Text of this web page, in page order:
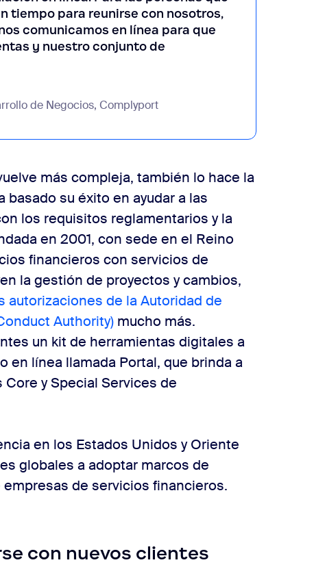
tiempo para reunirse con nosotros,
comunicamos en línea para que
y nuestro conjunto de
de Negocios, Complyport
más compleja, también lo hace la
su éxito en ayudar a las
los requisitos reglamentarios y la
en 2001, con sede en el Reino
financieros con servicios de
la gestión de proyectos y cambios,
autorizaciones de la Autoridad de
Authority) mucho más.
un kit de herramientas digitales a
línea llamada Portal, que brinda a
y Special Services de
en los Estados Unidos y Oriente
globales a adoptar marcos de
de servicios financieros.
con nuevos clientes